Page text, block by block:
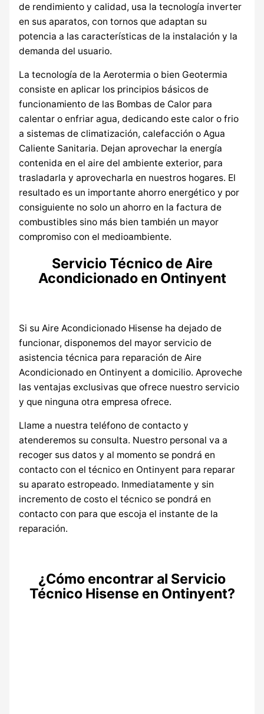
de rendimiento y calidad, usa la tecnología inverter
en sus aparatos, con tornos que adaptan su
potencia a las características de la instalación y la
demanda del usuario.
La tecnología de la Aerotermia o bien Geotermia
consiste en aplicar los principios básicos de
funcionamiento de las Bombas de Calor para
calentar o enfriar agua, dedicando este calor o frio
a sistemas de climatización, calefacción o Agua
Caliente Sanitaria. Dejan aprovechar la energía
contenida en el aire del ambiente exterior, para
trasladarla y aprovecharla en nuestros hogares. El
resultado es un importante ahorro energético y por
consiguiente no solo un ahorro en la factura de
combustibles sino más bien también un mayor
compromiso con el medioambiente.
Servicio Técnico de Aire
Acondicionado en Ontinyent
Si su Aire Acondicionado Hisense ha dejado de
funcionar, disponemos del mayor servicio de
asistencia técnica para reparación de Aire
Acondicionado en Ontinyent a domicilio. Aproveche
las ventajas exclusivas que ofrece nuestro servicio
y que ninguna otra empresa ofrece.
Llame a nuestra teléfono de contacto y
atenderemos su consulta. Nuestro personal va a
recoger sus datos y al momento se pondrá en
contacto con el técnico en Ontinyent para reparar
su aparato estropeado. Inmediatamente y sin
incremento de costo el técnico se pondrá en
contacto con para que escoja el instante de la
reparación.
¿Cómo encontrar al Servicio
Técnico Hisense en Ontinyent?